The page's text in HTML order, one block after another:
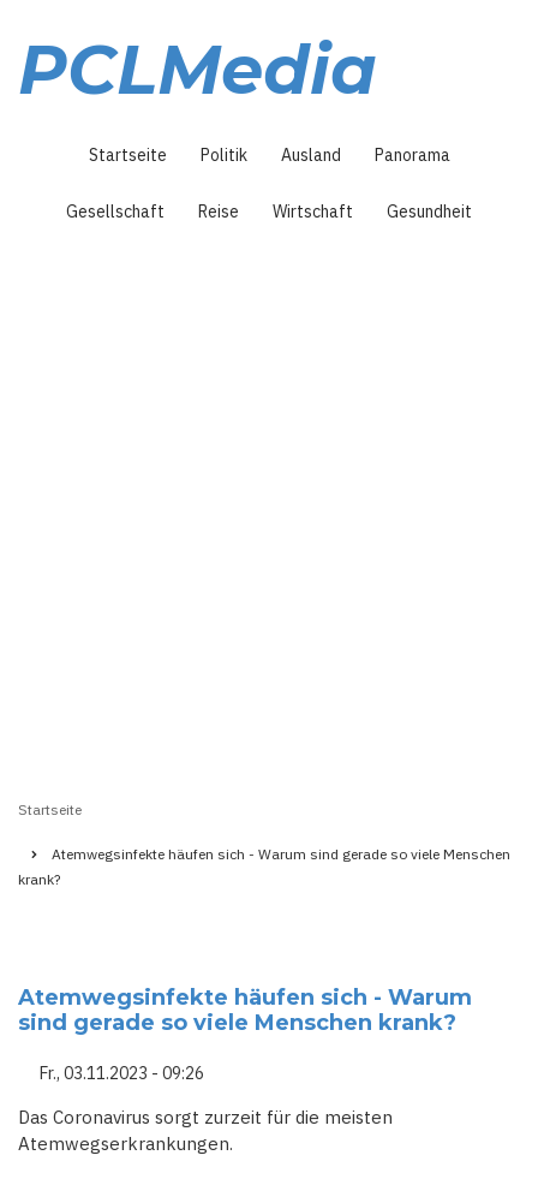
Inhalt
PCLMedia
Startseite Politik Ausland Panorama
Gesellschaft Reise Wirtschaft Gesundheit
Startseite
Atemwegsinfekte häufen sich - Warum sind gerade so viele Menschen
krank?
Atemwegsinfekte häufen sich - Warum
sind gerade so viele Menschen krank?
Fr., 03.11.2023 - 09:26
Das Coronavirus sorgt zurzeit für die meisten
Atemwegserkrankungen.